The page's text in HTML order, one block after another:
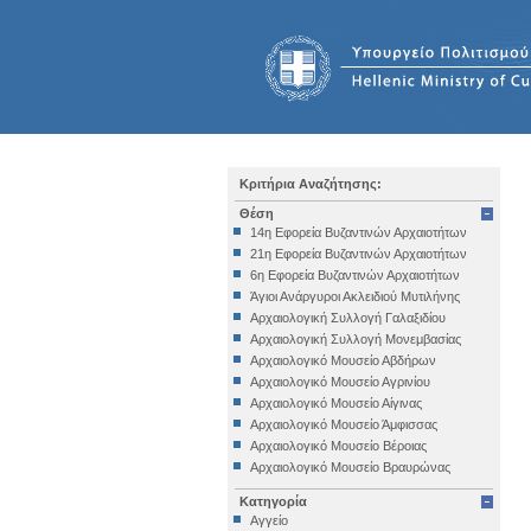
Κριτήρια Αναζήτησης:
Θέση
14η Εφορεία Βυζαντινών Αρχαιοτήτων
21η Εφορεία Βυζαντινών Αρχαιοτήτων
6η Εφορεία Βυζαντινών Αρχαιοτήτων
Άγιοι Ανάργυροι Ακλειδιού Μυτιλήνης
Αρχαιολογική Συλλογή Γαλαξιδίου
Αρχαιολογική Συλλογή Μονεμβασίας
Αρχαιολογικό Μουσείο Αβδήρων
Αρχαιολογικό Μουσείο Αγρινίου
Αρχαιολογικό Μουσείο Αίγινας
Αρχαιολογικό Μουσείο Άμφισσας
Αρχαιολογικό Μουσείο Βέροιας
Αρχαιολογικό Μουσείο Βραυρώνας
Αρχαιολογικό Μουσείο Δελφών
Αρχαιολογικό Μουσείο Ηγουμενίτσας
Κατηγορία
Αγγείο